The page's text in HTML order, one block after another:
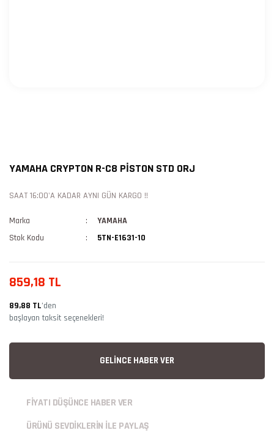
YAMAHA CRYPTON R-C8 PİSTON STD ORJ
SAAT 16:00'A KADAR AYNI GÜN KARGO !!
Marka
YAMAHA
Stok Kodu
5TN-E1631-10
859,18 TL
89,88 TL’den
başlayan taksit seçenekleri!
GELİNCE HABER VER
FİYATI DÜŞÜNCE HABER VER
ÜRÜNÜ SEVDİKLERİN İLE PAYLAŞ